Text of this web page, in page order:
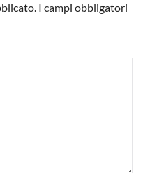
I campi obbligatori